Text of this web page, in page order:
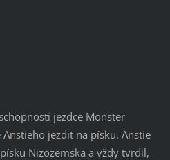
jezdce Monster
Anstieho jezdit na písku. Anstie
Nizozemska a vždy tvrdil,